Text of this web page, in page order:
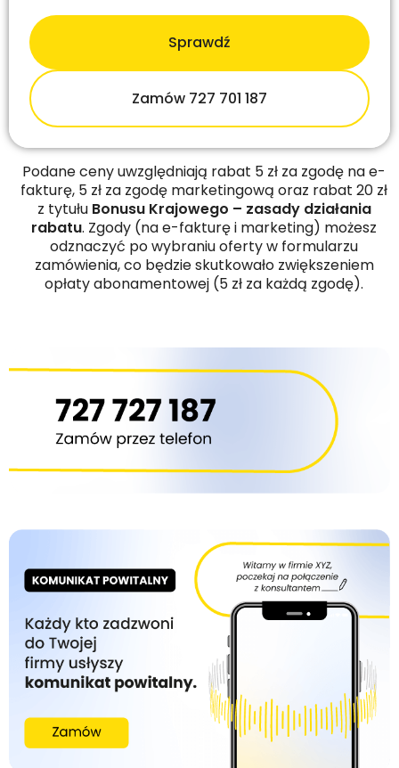
Sprawdź
Zamów 727 701 187
Podane ceny uwzględniają rabat 5 zł za zgodę na e-
fakturę, 5 zł za zgodę marketingową oraz rabat 20 zł
z tytułu Bonusu Krajowego – zasady działania
rabatu. Zgody (na e-fakturę i marketing) możesz
odznaczyć po wybraniu oferty w formularzu
zamówienia, co będzie skutkowało zwiększeniem
opłaty abonamentowej (5 zł za każdą zgodę).